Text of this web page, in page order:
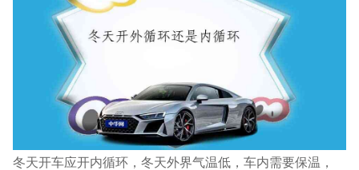
冬天开车应开内循环，冬天外界气温低，车内需要保温，